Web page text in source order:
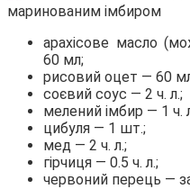
арахісове масло
60 мл;
рисовий оцет — 60
соєвий соус — 2 ч. л.;
мелений імбир — 1 ч.
цибуля — 1 шт.;
мед — 2 ч. л.;
гірчиця — 0.5 ч. л.;
червоний перець —